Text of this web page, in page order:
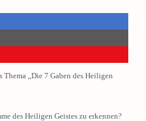
„Die 7 Gaben des Heiligen
des Heiligen Geistes zu erkennen?